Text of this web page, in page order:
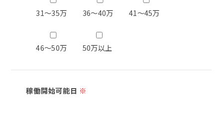
31～35万 36～40万 41～45万
46～50万 50万以上
稼働開始可能日 ※